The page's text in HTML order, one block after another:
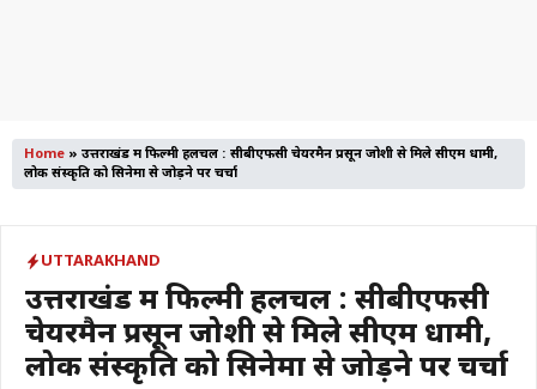
Home » उत्तराखंड में फिल्मी हलचल : सीबीएफसी चेयरमैन प्रसून जोशी से मिले सीएम धामी,
लोक संस्कृति को सिनेमा से जोड़ने पर चर्चा
UTTARAKHAND
उत्तराखंड में फिल्मी हलचल : सीबीएफसी
चेयरमैन प्रसून जोशी से मिले सीएम धामी,
लोक संस्कृति को सिनेमा से जोड़ने पर चर्चा